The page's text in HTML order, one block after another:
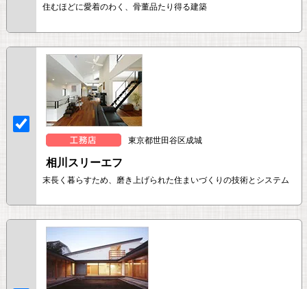
住むほどに愛着のわく、骨董品たり得る建築
東京都世田谷区成城
相川スリーエフ
末長く暮らすため、磨き上げられた住まいづくりの技術とシステム